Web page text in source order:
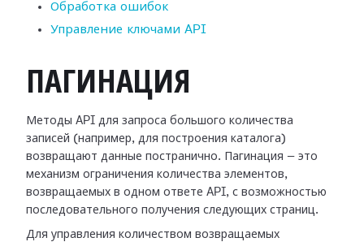
Обработка ошибок
Управление ключами API
ПАГИНАЦИЯ
Методы API для запроса большого количества
записей (например, для построения каталога)
возвращают данные постранично. Пагинация — это
механизм ограничения количества элементов,
возвращаемых в одном ответе API, с возможностью
последовательного получения следующих страниц.
Для управления количеством возвращаемых